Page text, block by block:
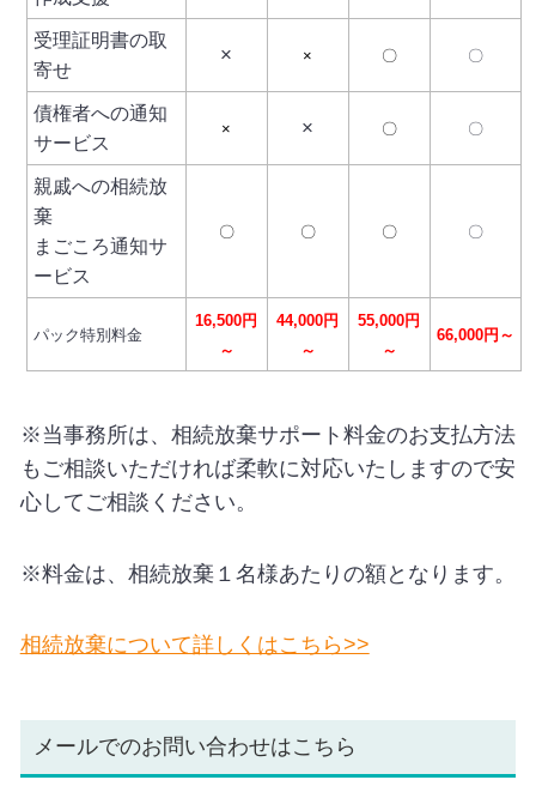
受理証明書の取
寄せ
× × 〇 〇
債権者への通知
サービス
× × 〇 〇
親戚への相続放
棄
まごころ通知サ
ービス
〇 〇 〇 〇
パック特別料金
16,500円
～
44,000円
～
55,000円
～
66,000円～
※当事務所は、相続放棄サポート料金のお支払方法
もご相談いただければ柔軟に対応いたしますので安
心してご相談ください。
※料金は、相続放棄１名様あたりの額となります。
相続放棄について詳しくはこちら>>
メールでのお問い合わせはこちら